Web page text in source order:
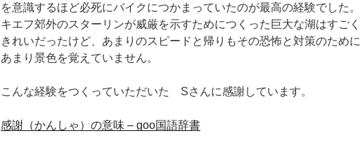
を意識するほど必死にバイクにつかまっていたのが最高の経験でした。
キエフ郊外のスターリンが威厳を示すためにつくった巨大な湖はすごく
きれいだったけど、あまりのスピードと帰りもその恐怖と対策のために
あまり景色を覚えていません。
こんな経験をつくっていただいた Sさんに感謝しています。
感謝（かんしゃ）の意味 – goo国語辞書